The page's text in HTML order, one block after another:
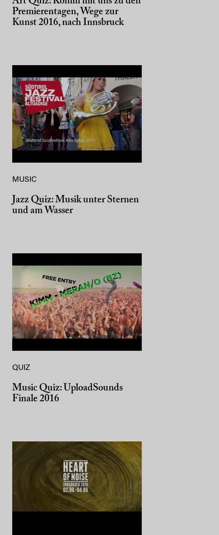
Premierentagen, Wege zur
Kunst 2016, nach Innsbruck
MUSIC
Jazz Quiz: Musik unter Sternen
und am Wasser
QUIZ
Music Quiz: UploadSounds
Finale 2016